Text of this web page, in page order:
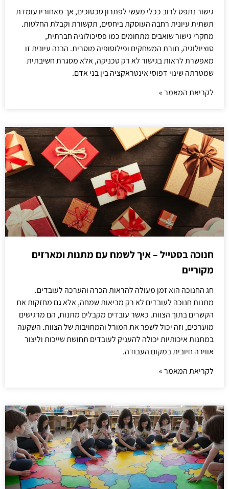
גישור נתפס לרוב ככלי מעשי לפתרון סכסוכים, אך מאחוריו עומדת
תשתית עיונית רחבה העוסקת ביחסים, תקשורת וקבלת החלטות.
מחקרי גישור שואבים מתחומים כמו פסיכולוגיה חברתית,
סוציולוגיה, תורת המשחקים ופילוסופיה מוסרית. הבנה עיונית זו
מאפשרת לראות בגישור לא רק טכניקה, אלא מסגרת חשיבתית
שמטרתה שינוי דפוסי אינטראקציה בין בני אדם.
לקריאת המאמר »
חנוכה בסטייל – איך לשמח עם מתנות ומארזים
מקוריים
חג החנוכה הוא זמן מעולה להראות הכרה והערכה לעובדים.
מתנות חנוכה לעובדים לא רק מביאות שמחה, אלא גם מחזקות את
הקשרים בתוך הצוות. כאשר עובדים מקבלים מתנות, הם מרגישים
מוערכים, וזה יכול לשפר את המורל והמחויבות של הצוות. השקעה
במתנות איכותיות יכולה להעניק לעובדים תחושת שייכות וליצור
אווירה חיובית במקום העבודה.
לקריאת המאמר »